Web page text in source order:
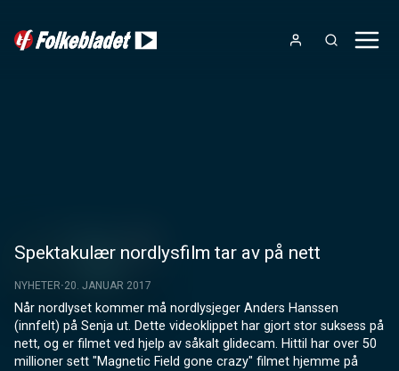
Spektakulær nordlysfilm tar av på nett
NYHETER 20. JANUAR 2017
Når nordlyset kommer må nordlysjeger Anders Hanssen
(innfelt) på Senja ut. Dette videoklippet har gjort stor suksess på
nett, og er filmet ved hjelp av såkalt glidecam. Hittil har over 50
millioner sett "Magnetic Field gone crazy" filmet hjemme på